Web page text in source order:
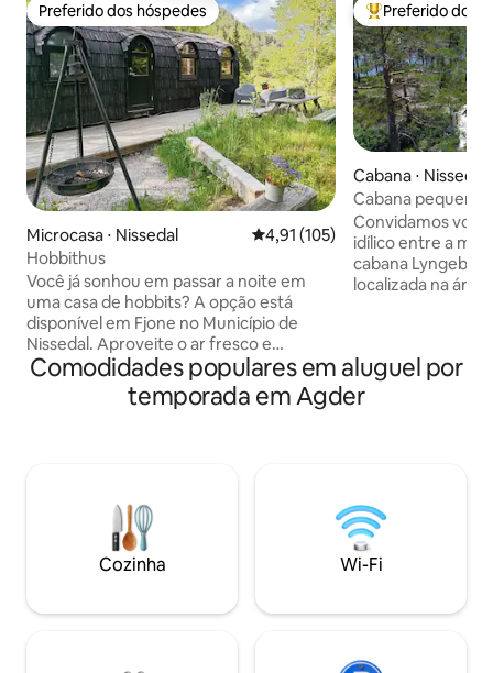
Preferido dos hóspedes
Preferido dos hóspedes
Microcasa ⋅ Nissedal 4,91 de uma avaliação média de
4,91 (105)
Hobbithus
Você já sonhou em passar a noite em
uma casa de hobbits? A opção está
disponível em Fjone no Município de
Nissedal. Aproveite o ar fresco e
observe as estrelas. Abrace-se em um
cobertor. Sorria e sorria muito. Desfrute
de boa comida em boa companhia.
que você precisa.) A máquina de café
está pronta para uso, as camas estão
arrumadas e as toalhas estão prontas.
Ótimas oportunidades de caminhada na
praias de Nisser.
Entre os
Preferido dos
Cabana ⋅ Nissedal
Cabana pequena
montanhas e lago
Convidamos
idílico entre a
cabana Lyngebu
localizada na área
min do centro de
curta distância a
montanha).
desfrutar da sua
bem-vindo :)
Comodidades populares em aluguel por
temporada em Agder
Cozinha Wi-Fi